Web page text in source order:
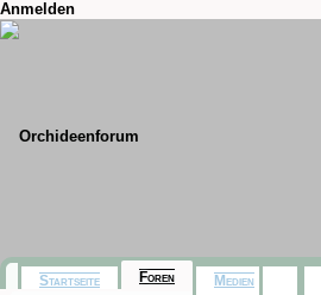
Anmelden
Startseite Foren Medien